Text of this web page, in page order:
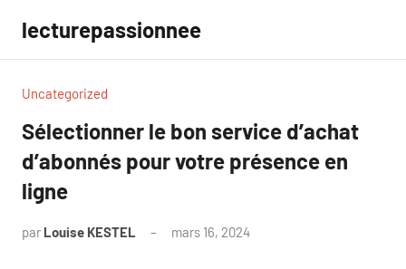
contenu
lecturepassionnee
Uncategorized
Sélectionner le bon service d’achat
d’abonnés pour votre présence en
ligne
par Louise KESTEL mars 16, 2024